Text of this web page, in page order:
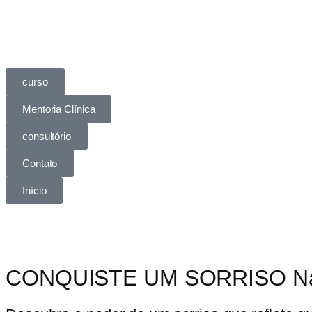
curso
Mentoria Clínica
consultório
Contato
Início
CONQUISTE UM SORRISO